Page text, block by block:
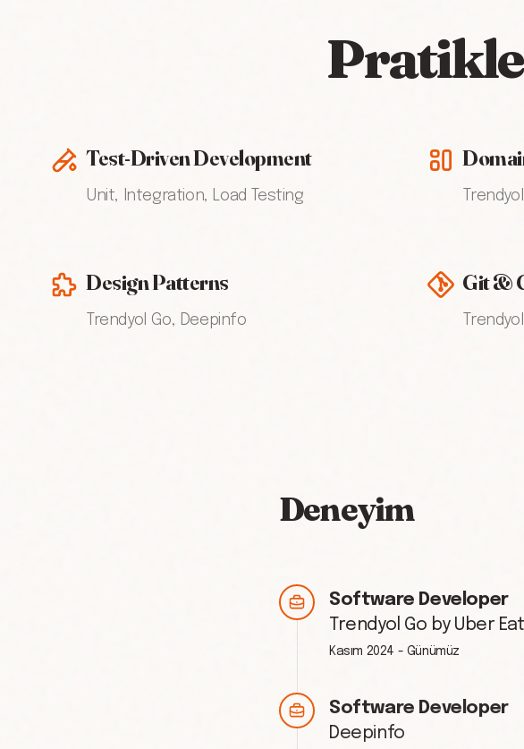
Test-Driven Development
Unit, Integration, Load Testing
Design Patterns
Trendyol Go, Deepinfo
Git &
Deneyim
Software Developer
Trendyol Go by Uber
Kasım 2024 - Günümüz
Software Developer
Deepinfo